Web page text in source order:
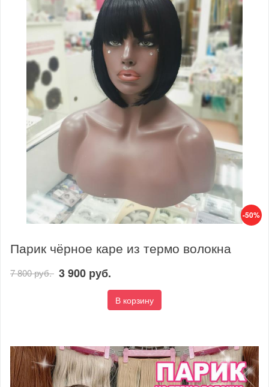
-50%
Парик чёрное каре из термо волокна
7 800 руб. 3 900 руб.
В корзину